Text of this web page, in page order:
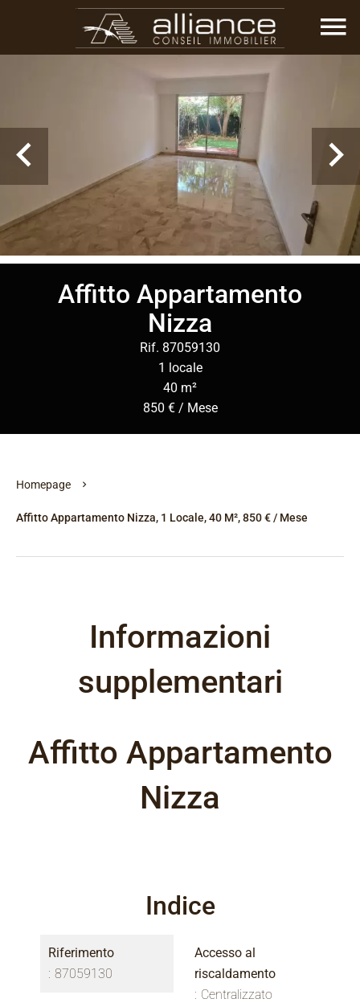
Affitto Appartamento
Nizza
Rif. 87059130
1 locale
40 m²
850 € / Mese
Homepage
Affitto Appartamento Nizza, 1 Locale, 40 M², 850 € / Mese
Informazioni
supplementari
Affitto Appartamento
Nizza
Indice
Riferimento
87059130
Accesso al
riscaldamento
Centralizzato